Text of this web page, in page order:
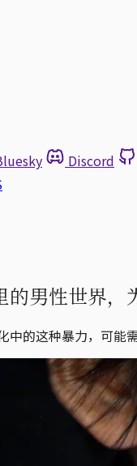
Discord
男性世界，
中的这种暴力，可